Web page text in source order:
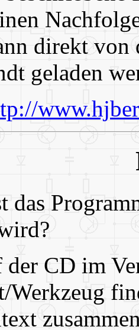
direkt von
geladen
das
CD im